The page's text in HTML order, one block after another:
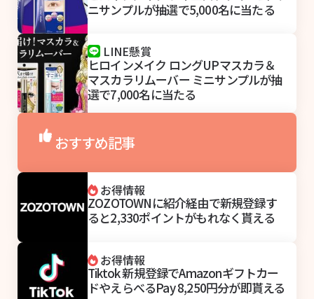
ニサンプルが抽選で5,000名に当たる
LINE懸賞
ヒロインメイク ロングUPマスカラ＆
マスカラリムーバー ミニサンプルが抽
選で7,000名に当たる
おすすめ記事
お得情報
ZOZOTOWNに紹介経由で新規登録す
ると2,330ポイントがもれなく貰える
お得情報
Tiktok 新規登録でAmazonギフトカー
ドやえらべるPay 8,250円分が即貰える